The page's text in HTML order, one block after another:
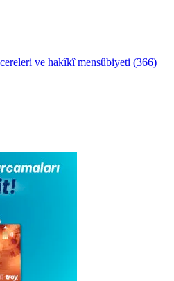
ve hakîkî mensûbiyeti (366)